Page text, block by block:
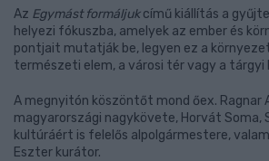
Az Egymást formáljukcímű kiállítás a
helyezi fókuszba, amelyek az ember és
pontjait mutatják be, legyen ez a
természeti elem, a városi tér vagy a tárgyi
A megnyitón köszöntőt mond őex. Ragnar
magyarországi nagykövete, Horvát Soma,
kultúráért is felelős alpolgármestere,
Eszter kurátor.